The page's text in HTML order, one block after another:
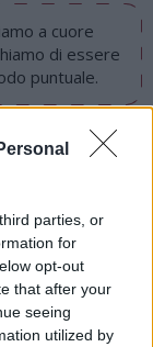
parties, or
for
opt-out
that after your
seeing
utilized by
a cuore
di essere
puntuale.